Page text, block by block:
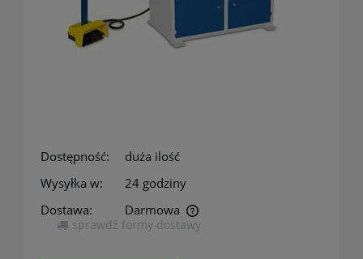
Dostępność:
duża ilość
Wysyłka w:
24 godziny
Dostawa:
Darmowa
Cena nie zawiera ewentualnych kosztów płatności
sprawdź formy dostawy